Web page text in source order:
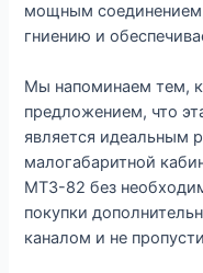
мощным
гниению и
Мы напоминаем тем,
предложением, что
является идеальным
малогабаритной
МТЗ-82 без
покупки
каналом и не